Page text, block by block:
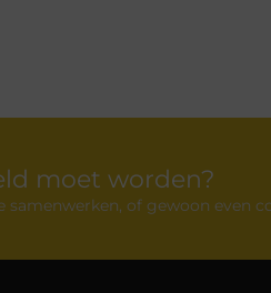
moet worden?
of gewoon even